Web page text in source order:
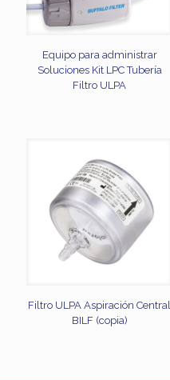
Equipo para administrar
Soluciones Kit LPC Tubería
Filtro ULPA
Filtro ULPA Aspiración Central
BILF (copia)